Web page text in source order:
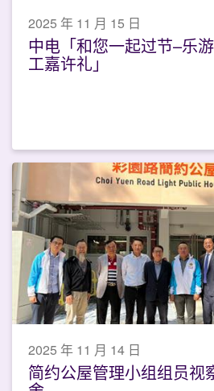
2025 年 11 月 15 日
中电「和您一起过节–乐
工嘉许礼」
2025 年 11 月 14 日
简约公屋管理小组组员视